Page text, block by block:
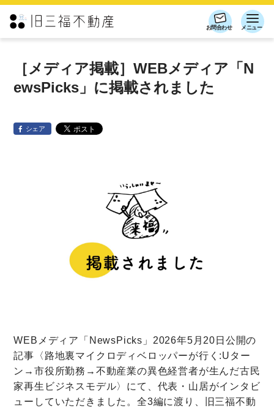
お問合わせ メニュー
［メディア掲載］WEBメディア「N
ewsPicks」に掲載されました
シェア
WEBメディア「NewsPicks」2026年5月20日公開の
記事〈路地裏マイクロディベロッパーが行く:Uター
ン→市役所勤務→不動産業の異色経営者が生んだ古民
家再生ビジネスモデル〉にて、代表・山居がインタビ
ューしていただきました。全3編に渡り、旧三福不動